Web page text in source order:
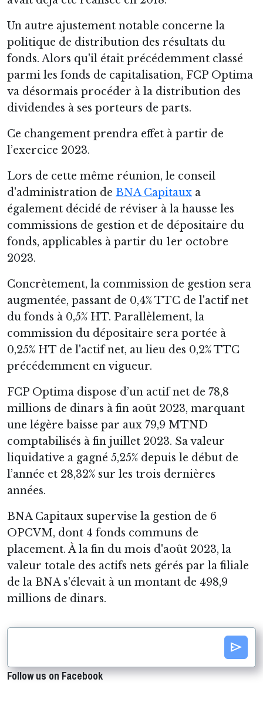
Un autre ajustement notable concerne la
politique de distribution des résultats du
fonds. Alors qu'il était précédemment classé
parmi les fonds de capitalisation, FCP Optima
va désormais procéder à la distribution des
dividendes à ses porteurs de parts.
Ce changement prendra effet à partir de
l’exercice 2023.
Lors de cette même réunion, le conseil
d'administration de BNA Capitaux a
également décidé de réviser à la hausse les
commissions de gestion et de dépositaire du
fonds, applicables à partir du 1er octobre
2023.
Concrètement, la commission de gestion sera
augmentée, passant de 0,4% TTC de l'actif net
du fonds à 0,5% HT. Parallèlement, la
commission du dépositaire sera portée à
0,25% HT de l'actif net, au lieu des 0,2% TTC
précédemment en vigueur.
FCP Optima dispose d’un actif net de 78,8
millions de dinars à fin août 2023, marquant
une légère baisse par aux 79,9 MTND
comptabilisés à fin juillet 2023. Sa valeur
liquidative a gagné 5,25% depuis le début de
l’année et 28,32% sur les trois dernières
années.
BNA Capitaux supervise la gestion de 6
OPCVM, dont 4 fonds communs de
placement. À la fin du mois d'août 2023, la
valeur totale des actifs nets gérés par la filiale
de la BNA s'élevait à un montant de 498,9
millions de dinars.
send
Follow us on Facebook